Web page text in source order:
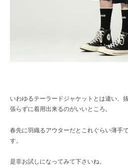
いわゆるテーラードジャケットとは違い、
張らずに着用出来るのがいいところ。
春先に羽織るアウターだとこれぐらい薄手
す。
是非お試しになってみて下さいね。